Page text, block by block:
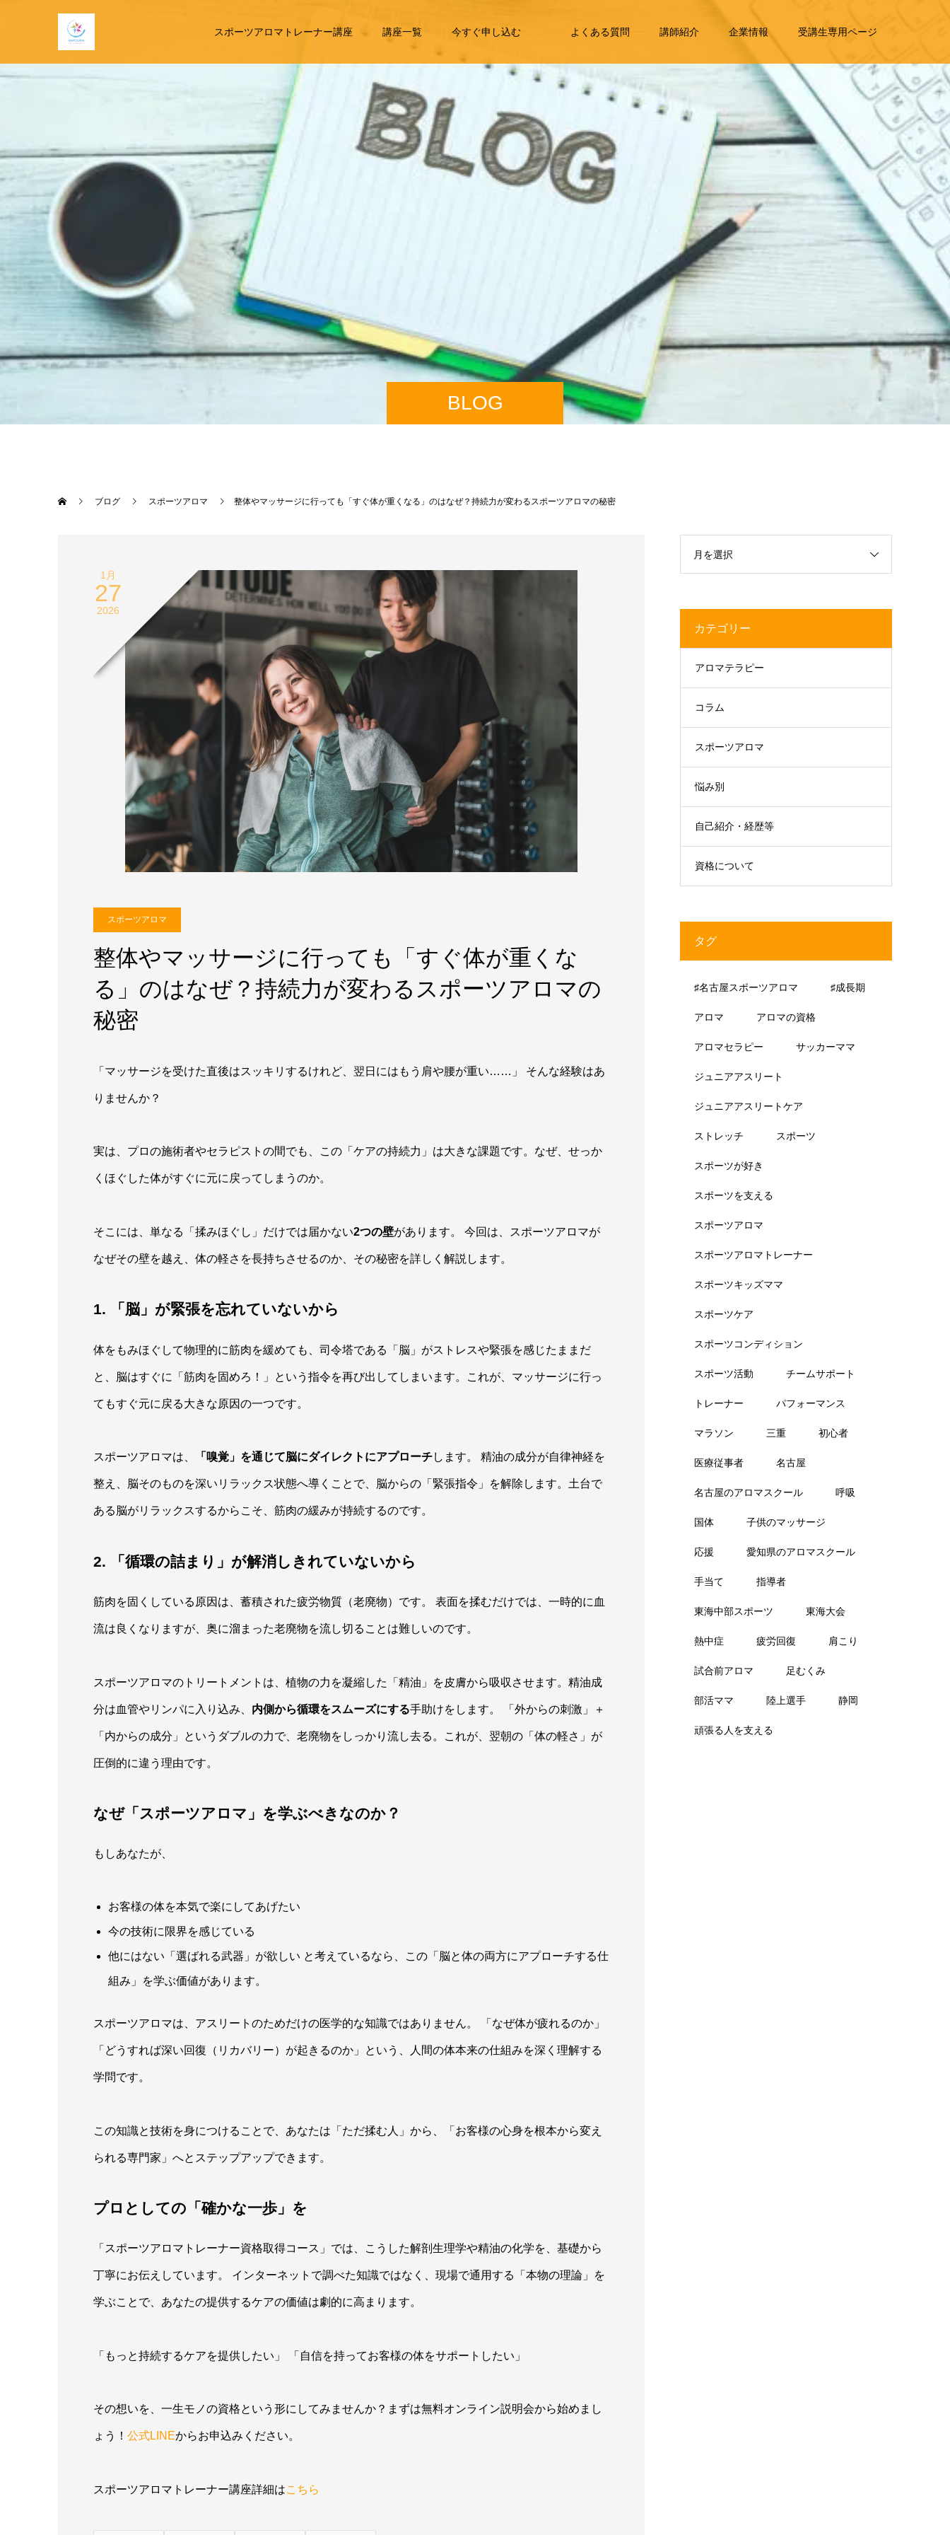
スポーツアロマトレーナー講座 講座一覧 今すぐ申し込む よくある質問 講師紹介 企業情報 受講生専用ページ
BLOG
ブログ スポーツアロマ 整体やマッサージに行っても「すぐ体が重くなる」のはなぜ？持続力が変わるスポーツアロマの秘密
1月
27
2026
スポーツアロマ
整体やマッサージに行っても「すぐ体が重くな
る」のはなぜ？持続力が変わるスポーツアロマの
秘密
「マッサージを受けた直後はスッキリするけれど、翌日にはもう肩や腰が重い……」 そんな経験はあ
りませんか？
実は、プロの施術者やセラピストの間でも、この「ケアの持続力」は大きな課題です。なぜ、せっか
くほぐした体がすぐに元に戻ってしまうのか。
そこには、単なる「揉みほぐし」だけでは届かない2つの壁があります。 今回は、スポーツアロマが
なぜその壁を越え、体の軽さを長持ちさせるのか、その秘密を詳しく解説します。
1. 「脳」が緊張を忘れていないから
体をもみほぐして物理的に筋肉を緩めても、司令塔である「脳」がストレスや緊張を感じたままだ
と、脳はすぐに「筋肉を固めろ！」という指令を再び出してしまいます。これが、マッサージに行っ
てもすぐ元に戻る大きな原因の一つです。
スポーツアロマは、 「嗅覚」を通じて脳にダイレクトにアプローチします。 精油の成分が自律神経を
整え、脳そのものを深いリラックス状態へ導くことで、脳からの「緊張指令」を解除します。土台で
ある脳がリラックスするからこそ、筋肉の緩みが持続するのです。
2. 「循環の詰まり」が解消しきれていないから
筋肉を固くしている原因は、蓄積された疲労物質（老廃物）です。 表面を揉むだけでは、一時的に血
流は良くなりますが、奥に溜まった老廃物を流し切ることは難しいのです。
スポーツアロマのトリートメントは、植物の力を凝縮した「精油」を皮膚から吸収させます。精油成
分は血管やリンパに入り込み、 内側から循環をスムーズにする手助けをします。 「外からの刺激」＋
「内からの成分」というダブルの力で、老廃物をしっかり流し去る。これが、翌朝の「体の軽さ」が
圧倒的に違う理由です。
なぜ「スポーツアロマ」を学ぶべきなのか？
もしあなたが、
お客様の体を本気で楽にしてあげたい
今の技術に限界を感じている
他にはない「選ばれる武器」が欲しい と考えているなら、この「脳と体の両方にアプローチする仕
組み」を学ぶ価値があります。
スポーツアロマは、アスリートのためだけの医学的な知識ではありません。 「なぜ体が疲れるのか」
「どうすれば深い回復（リカバリー）が起きるのか」という、人間の体本来の仕組みを深く理解する
学問です。
この知識と技術を身につけることで、あなたは「ただ揉む人」から、「お客様の心身を根本から変え
られる専門家」へとステップアップできます。
プロとしての「確かな一歩」を
「スポーツアロマトレーナー資格取得コース」では、こうした解剖生理学や精油の化学を、基礎から
丁寧にお伝えしています。 インターネットで調べた知識ではなく、現場で通用する「本物の理論」を
学ぶことで、あなたの提供するケアの価値は劇的に高まります。
「もっと持続するケアを提供したい」 「自信を持ってお客様の体をサポートしたい」
その想いを、一生モノの資格という形にしてみませんか？まずは無料オンライン説明会から始めまし
ょう！ 公式LINEからお申込みください。
スポーツアロマトレーナー講座詳細はこちら
月を選択
カテゴリー
アロマテラピー
コラム
スポーツアロマ
悩み別
自己紹介・経歴等
資格について
タグ
♯名古屋スポーツアロマ ♯成長期
アロマ アロマの資格
アロマセラピー サッカーママ
ジュニアアスリート
ジュニアアスリートケア
ストレッチ スポーツ
スポーツが好き
スポーツを支える
スポーツアロマ
スポーツアロマトレーナー
スポーツキッズママ
スポーツケア
スポーツコンディション
スポーツ活動 チームサポート
トレーナー パフォーマンス
マラソン 三重 初心者
医療従事者 名古屋
名古屋のアロマスクール 呼吸
国体 子供のマッサージ
応援 愛知県のアロマスクール
手当て 指導者
東海中部スポーツ 東海大会
熱中症 疲労回復 肩こり
試合前アロマ 足むくみ
部活ママ 陸上選手 静岡
頑張る人を支える